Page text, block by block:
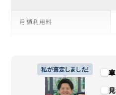
月額利用料
リース期間
支払総額
私が査定しました!